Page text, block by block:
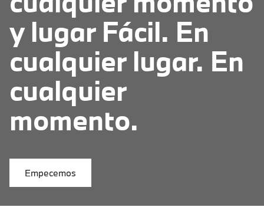
y lugar Fácil. En
cualquier lugar. En
cualquier
momento.
Empecemos